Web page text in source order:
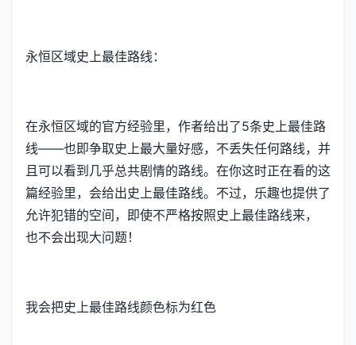
永恒区域史上最佳路线：
在永恒区域的官方经验里，作者给出了5条史上最佳路
线——也即争取史上最大量好感，不丢失任何路线，并
且可以看到几乎总共剧情的路线。在你这时正在看的这
篇经验里，会给出史上最佳路线。不过，乐趣也提供了
允许犯错的空间，即使不严格按照史上最佳路线来，
也不会出现大问题！
我会把史上最佳路线颜色标为红色